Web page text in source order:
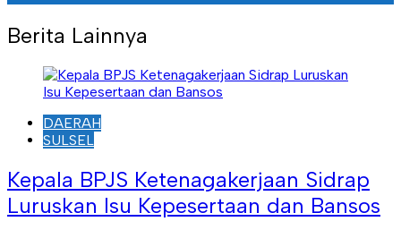
Berita Lainnya
DAERAH
SULSEL
Kepala BPJS Ketenagakerjaan Sidrap
Luruskan Isu Kepesertaan dan Bansos